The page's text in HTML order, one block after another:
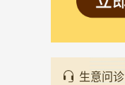
生意问诊